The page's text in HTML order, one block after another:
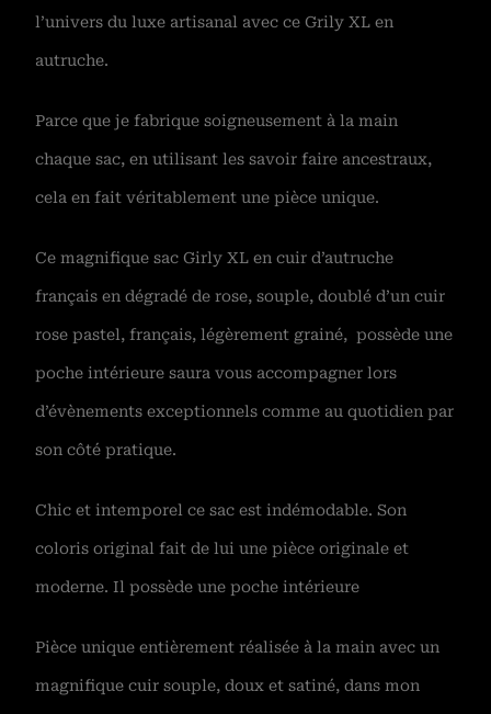
l’univers du luxe artisanal avec ce Grily XL en
autruche.
Parce que je fabrique soigneusement à la main
chaque sac, en utilisant les savoir faire ancestraux,
cela en fait véritablement une pièce unique.
Ce magnifique sac Girly XL en cuir d’autruche
français en dégradé de rose, souple, doublé d’un cuir
rose pastel, français, légèrement grainé, possède une
poche intérieure saura vous accompagner lors
d’évènements exceptionnels comme au quotidien par
son côté pratique.
Chic et intemporel ce sac est indémodable. Son
coloris original fait de lui une pièce originale et
moderne. Il possède une poche intérieure
Pièce unique entièrement réalisée à la main avec un
magnifique cuir souple, doux et satiné, dans mon